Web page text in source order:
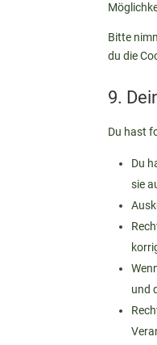
Bitte
du die
9.
Du hast
Du
sie
und